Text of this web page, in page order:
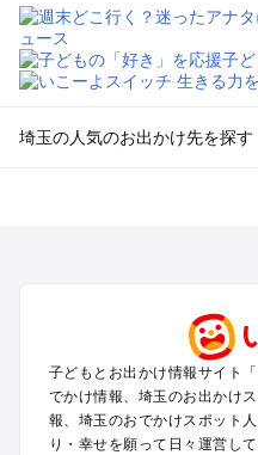
埼玉の人気のお出かけ先を探す
秩父・長瀞のプールお出かけ
川口・戸田・和光・朝霞のプ
飯能・坂戸・東松山・日高の
久喜・行田・加須・羽生のプ
熊谷・太田・足利・古河のプ
子どもとお出かけ情報サイト
でかけ情報、埼玉のお出かけ
報、埼玉のおでかけスポット
り・幸せを願って日々運営して